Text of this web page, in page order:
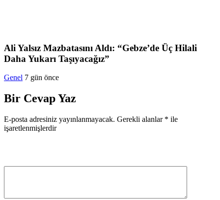
Ali Yalsız Mazbatasını Aldı: “Gebze’de Üç Hilali
Daha Yukarı Taşıyacağız”
Genel 7 gün önce
Bir Cevap Yaz
E-posta adresiniz yayınlanmayacak. Gerekli alanlar * ile
işaretlenmişlerdir